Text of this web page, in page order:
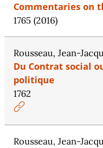
Commentaries on
1765 (2016)
Rousseau, Jean-
Du Contrat social
politique
1762
Rousseau, Jean-